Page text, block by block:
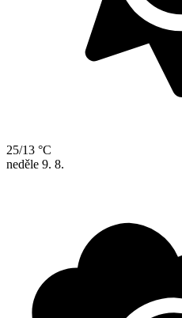
25/13 °C
neděle 9. 8.